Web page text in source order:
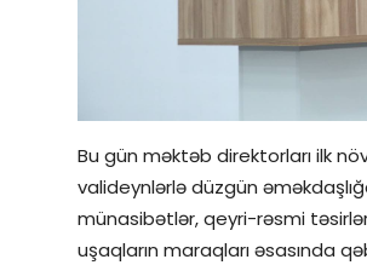
Bu gün məktəb direktorları ilk
valideynlərlə düzgün
münasibətlər, qeyri-rəsmi
uşaqların maraqları əsasında